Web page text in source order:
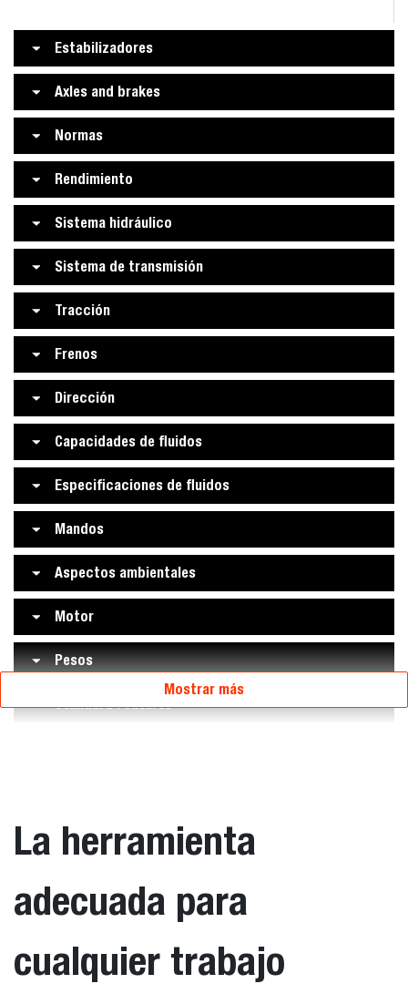
Estabilizadores
Axles and brakes
Normas
Rendimiento
Sistema hidráulico
Sistema de transmisión
Tracción
Frenos
Dirección
Capacidades de fluidos
Especificaciones de fluidos
Mandos
Aspectos ambientales
Motor
Pesos
Standard Features
Mostrar más
La herramienta
adecuada para
cualquier trabajo